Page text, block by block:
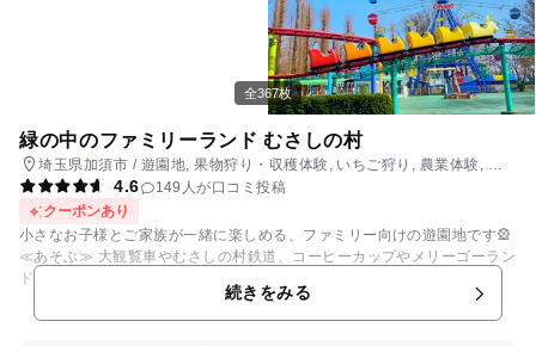
全367枚
緑の中のファミリーランド むさしの村
埼玉県加須市 / 遊園地, 果物狩り・収穫体験, いちご狩り, 農業体験, プ
ール
4.6
149人が口コミ投稿
クーポンあり
小さなお子様とご家族が一緒に楽しめる、ファミリー向けの遊園地です🎡
≪あそぶ≫ 大観覧車やむさしの村鉄道、コーヒーカップやメリーゴーラン
ドなど小さなお子様向けの遊園地となります🎠 園内には20種類以上の小
さなお子様向けアトラクションが揃い、遊園地デビューにもぴったり👍 大
人気のカード迷路ぐるり森大冒険も、フリーパスで遊び放題なのも魅力で
続きをみる